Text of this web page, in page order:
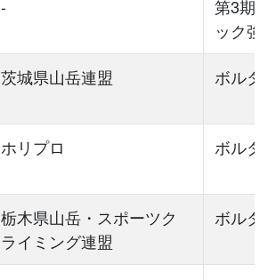
-
第3期
ック
茨城県山岳連盟 ボル
ホリプロ ボル
栃木県山岳・スポーツク
ライミング連盟
ボル